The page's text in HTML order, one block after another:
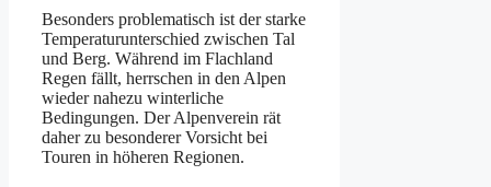
Besonders problematisch ist der starke
Temperaturunterschied zwischen Tal
und Berg. Während im Flachland
Regen fällt, herrschen in den Alpen
wieder nahezu winterliche
Bedingungen. Der Alpenverein rät
daher zu besonderer Vorsicht bei
Touren in höheren Regionen.